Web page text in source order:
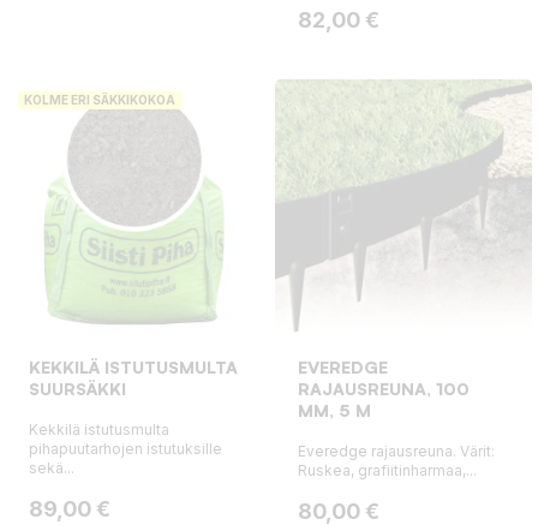
Hinta
82,00 €
KOLME ERI SÄKKIKOKOA
KEKKILÄ ISTUTUSMULTA
SUURSÄKKI
Kekkilä istutusmulta
pihapuutarhojen istutuksille
sekä...
Hinta
89,00 €
EVEREDGE
RAJAUSREUNA, 100
MM, 5 M
Everedge rajausreuna. Värit:
Ruskea, grafiitinharmaa,...
Hinta
80,00 €